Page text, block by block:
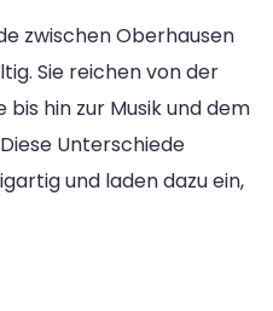
zwischen Oberhausen
Sie reichen von der
hin zur Musik und dem
Unterschiede
und laden dazu ein,